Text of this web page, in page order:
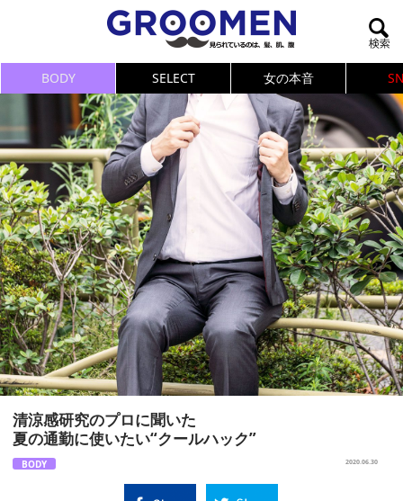
BODY SELECT 女の本音
清涼感研究のプロに聞いた
夏の通勤に使いたい“クールハック”
BODY 2020.06.30